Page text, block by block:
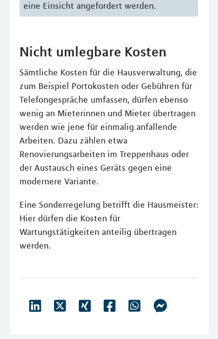
eine Einsicht angefordert werden.
Nicht umlegbare Kosten
Sämtliche Kosten für die Hausverwaltung, die
zum Beispiel Portokosten oder Gebühren für
Telefongespräche umfassen, dürfen ebenso
wenig an Mieterinnen und Mieter übertragen
werden wie jene für einmalig anfallende
Arbeiten. Dazu zählen etwa
Renovierungsarbeiten im Treppenhaus oder
der Austausch eines Geräts gegen eine
modernere Variante.
Eine Sonderregelung betrifft die Hausmeister:
Hier dürfen die Kosten für
Wartungstätigkeiten anteilig übertragen
werden.